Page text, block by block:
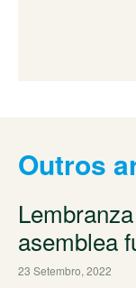
Outros
asemblea
23 Setembro, 2022